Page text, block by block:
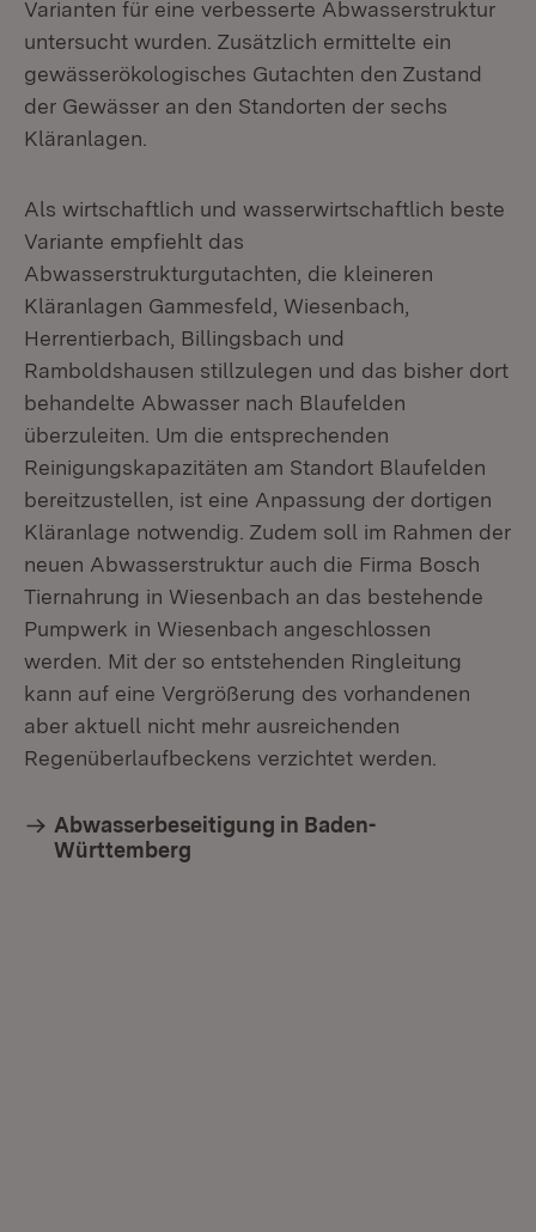
Varianten für eine verbesserte Abwasserstruktur
untersucht wurden. Zusätzlich ermittelte ein
gewässerökologisches Gutachten den Zustand
der Gewässer an den Standorten der sechs
Kläranlagen.
Als wirtschaftlich und wasserwirtschaftlich beste
Variante empfiehlt das
Abwasserstrukturgutachten, die kleineren
Kläranlagen Gammesfeld, Wiesenbach,
Herrentierbach, Billingsbach und
Ramboldshausen stillzulegen und das bisher dort
behandelte Abwasser nach Blaufelden
überzuleiten. Um die entsprechenden
Reinigungskapazitäten am Standort Blaufelden
bereitzustellen, ist eine Anpassung der dortigen
Kläranlage notwendig. Zudem soll im Rahmen der
neuen Abwasserstruktur auch die Firma Bosch
Tiernahrung in Wiesenbach an das bestehende
Pumpwerk in Wiesenbach angeschlossen
werden. Mit der so entstehenden Ringleitung
kann auf eine Vergrößerung des vorhandenen
aber aktuell nicht mehr ausreichenden
Regenüberlaufbeckens verzichtet werden.
Abwasserbeseitigung in Baden-
Württemberg